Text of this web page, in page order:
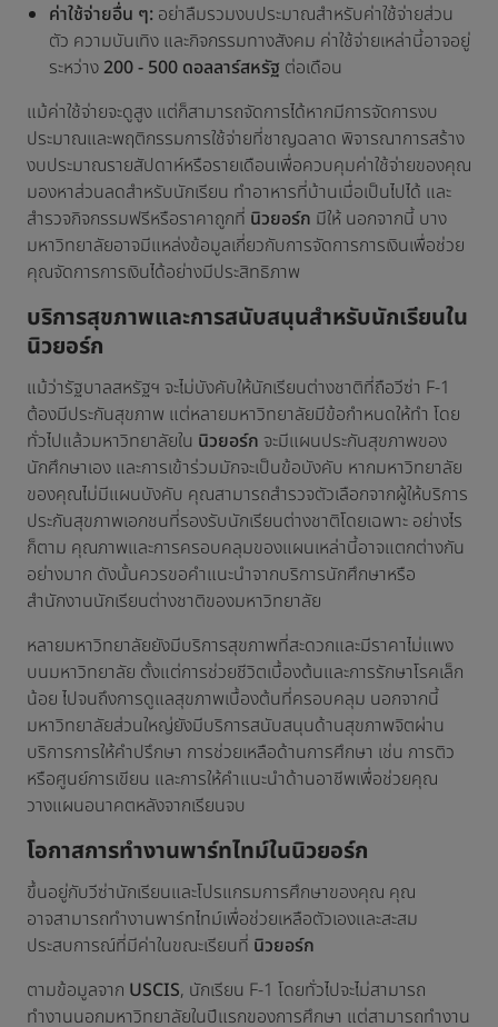
ค่าใช้จ่ายอื่น ๆ: อย่าลืมรวมงบประมาณสำหรับค่าใช้จ่ายส่วน
ตัว ความบันเทิง และกิจกรรมทางสังคม ค่าใช้จ่ายเหล่านี้อาจอยู่
ระหว่าง200 - 500 ดอลลาร์สหรัฐ ต่อเดือน
แม้ค่าใช้จ่ายจะดูสูง แต่ก็สามารถจัดการได้หากมีการจัดการงบ
ประมาณและพฤติกรรมการใช้จ่ายที่ชาญฉลาด พิจารณาการสร้าง
งบประมาณรายสัปดาห์หรือรายเดือนเพื่อควบคุมค่าใช้จ่ายของคุณ
มองหาส่วนลดสำหรับนักเรียน ทำอาหารที่บ้านเมื่อเป็นไปได้ และ
สำรวจกิจกรรมฟรีหรือราคาถูกที่ นิวยอร์ก มีให้ นอกจากนี้ บาง
มหาวิทยาลัยอาจมีแหล่งข้อมูลเกี่ยวกับการจัดการการเงินเพื่อช่วย
คุณจัดการการเงินได้อย่างมีประสิทธิภาพ
บริการสุขภาพและการสนับสนุนสำหรับนักเรียนใน
นิวยอร์ก
แม้ว่ารัฐบาลสหรัฐฯ จะไม่บังคับให้นักเรียนต่างชาติที่ถือวีซ่า F-1
ต้องมีประกันสุขภาพ แต่หลายมหาวิทยาลัยมีข้อกำหนดให้ทำ โดย
ทั่วไปแล้วมหาวิทยาลัยใน นิวยอร์ก จะมีแผนประกันสุขภาพของ
นักศึกษาเอง และการเข้าร่วมมักจะเป็นข้อบังคับ หากมหาวิทยาลัย
ของคุณไม่มีแผนบังคับ คุณสามารถสำรวจตัวเลือกจากผู้ให้บริการ
ประกันสุขภาพเอกชนที่รองรับนักเรียนต่างชาติโดยเฉพาะ อย่างไร
ก็ตาม คุณภาพและการครอบคลุมของแผนเหล่านี้อาจแตกต่างกัน
อย่างมาก ดังนั้นควรขอคำแนะนำจากบริการนักศึกษาหรือ
สำนักงานนักเรียนต่างชาติของมหาวิทยาลัย
หลายมหาวิทยาลัยยังมีบริการสุขภาพที่สะดวกและมีราคาไม่แพง
บนมหาวิทยาลัย ตั้งแต่การช่วยชีวิตเบื้องต้นและการรักษาโรคเล็ก
น้อย ไปจนถึงการดูแลสุขภาพเบื้องต้นที่ครอบคลุม นอกจากนี้
มหาวิทยาลัยส่วนใหญ่ยังมีบริการสนับสนุนด้านสุขภาพจิตผ่าน
บริการการให้คำปรึกษา การช่วยเหลือด้านการศึกษา เช่น การติว
หรือศูนย์การเขียน และการให้คำแนะนำด้านอาชีพเพื่อช่วยคุณ
วางแผนอนาคตหลังจากเรียนจบ
โอกาสการทำงานพาร์ทไทม์ในนิวยอร์ก
ขึ้นอยู่กับวีซ่านักเรียนและโปรแกรมการศึกษาของคุณ คุณ
อาจสามารถทำงานพาร์ทไทม์เพื่อช่วยเหลือตัวเองและสะสม
ประสบการณ์ที่มีค่าในขณะเรียนที่ นิวยอร์ก
ตามข้อมูลจาก USCIS, นักเรียน F-1 โดยทั่วไปจะไม่สามารถ
ทำงานนอกมหาวิทยาลัยในปีแรกของการศึกษา แต่สามารถทำงาน